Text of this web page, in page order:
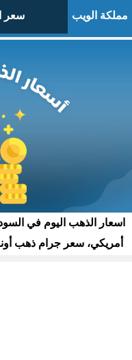
مملكة الويب سعر
اسعار الذهب اليوم في
أمريكي، سعر جرام ذهب